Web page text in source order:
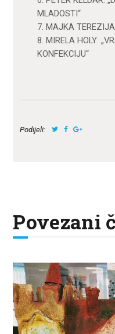
MLADOSTI“
7. MAJKA
8. MIRELA HOLY:
KONFEKCIJU“
Podijeli:
Povezani